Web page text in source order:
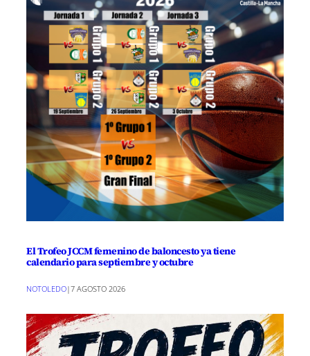
El Trofeo JCCM femenino de baloncesto ya tiene
calendario para septiembre y octubre
NOTOLEDO|7 AGOSTO 2026